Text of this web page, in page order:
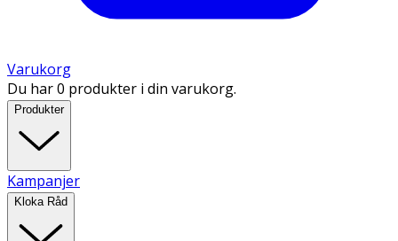
Varukorg
Du har 0 produkter i din varukorg.
Produkter
Kampanjer
Kloka Råd